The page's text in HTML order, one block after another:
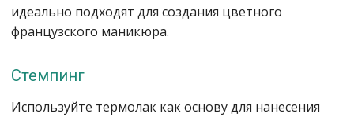
идеально подходят для создания цветного
французского маникюра.
Стемпинг
Используйте термолак как основу для нанесения